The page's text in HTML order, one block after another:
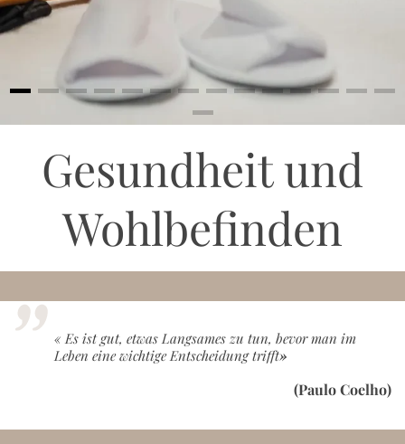
Gesundheit und
Wohlbefinden
« Es ist gut, etwas Langsames zu tun, bevor man im
Leben eine wichtige Entscheidung trifft»
(Paulo Coelho)